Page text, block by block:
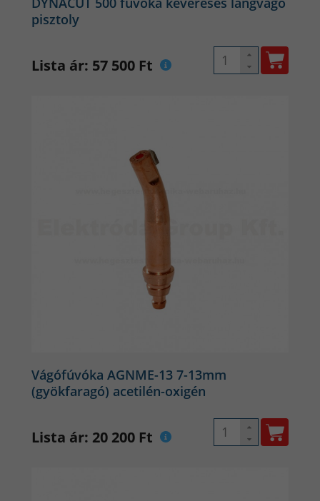
pisztoly
Lista ár: 57 500 Ft
Vágófúvóka AGNME-13 7-13mm
(gyökfaragó) acetilén-oxigén
Lista ár: 20 200 Ft